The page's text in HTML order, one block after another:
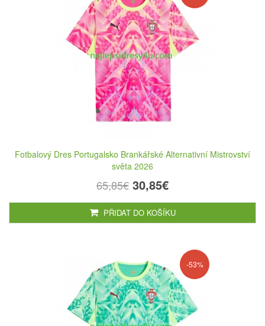
Fotbalový Dres Portugalsko Brankářské Alternativní Mistrovství
světa 2026
65,85€ 30,85€
PŘIDAT DO KOŠÍKU
-53%